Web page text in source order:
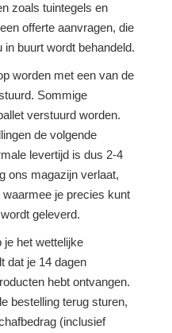
zoals tuintegels en
offerte aanvragen, die
buurt wordt behandeld.
worden met een van de
Sommige
verstuurd worden.
de volgende
levertijd is dus 2-4
ons magazijn verlaat,
je precies kunt
geleverd.
je het wettelijke
dat je 14 dagen
hebt ontvangen.
bestelling terug sturen,
(inclusief